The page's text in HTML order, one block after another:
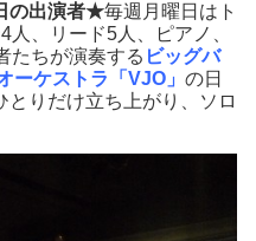
の出演者★毎週月曜日はト
、リード5人、ピアノ、
たちが演奏する ビッグバ
ーケストラ 「VJO」 の日
りだけ立ち上がり、ソロ